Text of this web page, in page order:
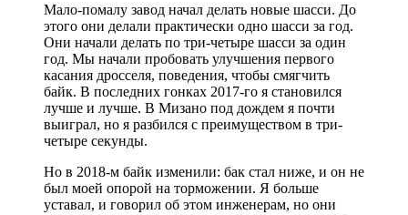
Мало-помалу завод начал делать новые шасси. До
этого они делали практически одно шасси за год.
Они начали делать по три-четыре шасси за один
год. Мы начали пробовать улучшения первого
касания дросселя, поведения, чтобы смягчить
байк. В последних гонках 2017-го я становился
лучше и лучше. В Мизано под дождем я почти
выиграл, но я разбился с преимуществом в три-
четыре секунды.
Но в 2018-м байк изменили: бак стал ниже, и он не
был моей опорой на торможении. Я больше
уставал, и говорил об этом инженерам, но они